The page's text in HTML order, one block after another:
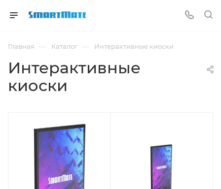
Главная — Каталог — Интерактивные киоски
Интерактивные
киоски